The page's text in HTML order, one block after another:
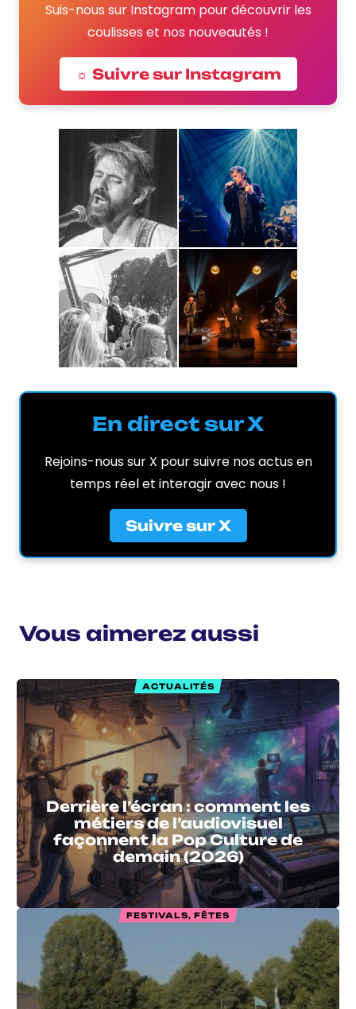
Suis-nous sur Instagram pour découvrir les
coulisses et nos nouveautés !
☼ Suivre sur Instagram
En direct sur X
Rejoins-nous sur X pour suivre nos actus en
temps réel et interagir avec nous !
Suivre sur X
Vous aimerez aussi
ACTUALITÉS
Derrière l’écran : comment les
métiers de l’audiovisuel
façonnent la Pop Culture de
demain (2026)
FESTIVALS, FÊTES